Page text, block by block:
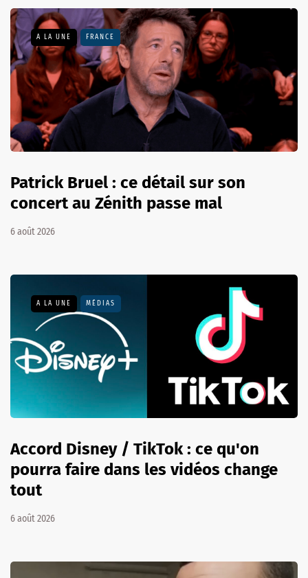
A LA UNE FRANCE
Patrick Bruel : ce détail sur son
concert au Zénith passe mal
6 août 2026
A LA UNE MÉDIAS
Accord Disney / TikTok : ce qu'on
pourra faire dans les vidéos change
tout
6 août 2026